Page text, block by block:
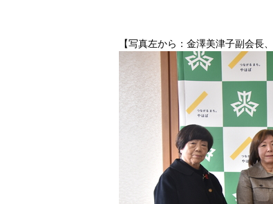
【写真左から：金澤美津子副会長